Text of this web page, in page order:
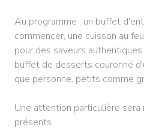
Au programme : un buffet
commencer, une cuisson au
pour des saveurs
buffet de desserts couronné
que personne, petits comme
Une attention particulière
présents.